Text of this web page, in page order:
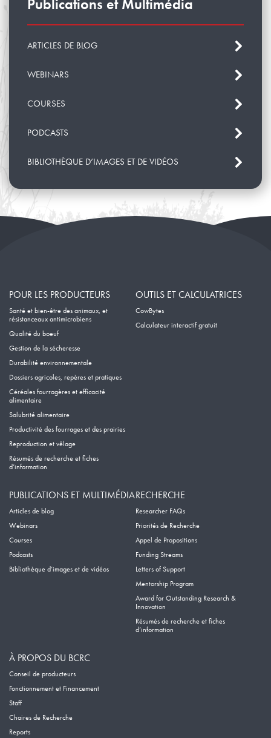
ARTICLES DE BLOG
WEBINARS
COURSES
PODCASTS
BIBLIOTHÈQUE D’IMAGES ET DE VIDÉOS
POUR LES PRODUCTEURS
Santé et bien-être des animaux, et
résistanceaux antimicrobiens
Qualité du boeuf
Gestion de la sécheresse
Durabilité environnementale
Dossiers agricoles, repères et pratiques
Céréales fourragères et efficacité
alimentaire
Salubrité alimentaire
Productivité des fourrages et des prairies
Reproduction et vêlage
Résumés de recherche et fiches
d’information
OUTILS ET CALCULATRICES
CowBytes
Calculateur interactif gratuit
PUBLICATIONS ET MULTIMÉDIA
Articles de blog
Webinars
Courses
Podcasts
Bibliothèque d’images et de vidéos
RECHERCHE
Researcher FAQs
Priorités de Recherche
Appel de Propositions
Funding Streams
Letters of Support
Mentorship Program
Award for Outstanding Research &
Innovation
Résumés de recherche et fiches
d’information
À PROPOS DU BCRC
Conseil de producteurs
Fonctionnement et Financement
Staff
Chaires de Recherche
Reports